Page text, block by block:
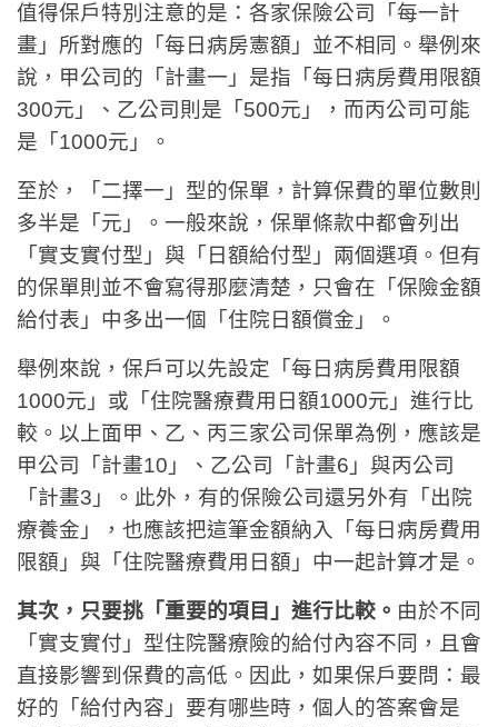
值得保戶特別注意的是：各家保險公司「每一計
畫」所對應的「每日病房憲額」並不相同。舉例來
說，甲公司的「計畫一」是指「每日病房費用限額
300元」、乙公司則是「500元」，而丙公司可能
是「1000元」。
至於，「二擇一」型的保單，計算保費的單位數則
多半是「元」。一般來說，保單條款中都會列出
「實支實付型」與「日額給付型」兩個選項。但有
的保單則並不會寫得那麼清楚，只會在「保險金額
給付表」中多出一個「住院日額償金」。
舉例來說，保戶可以先設定「每日病房費用限額
1000元」或「住院醫療費用日額1000元」進行比
較。以上面甲、乙、丙三家公司保單為例，應該是
甲公司「計畫10」、乙公司「計畫6」與丙公司
「計畫3」。此外，有的保險公司還另外有「出院
療養金」，也應該把這筆金額納入「每日病房費用
限額」與「住院醫療費用日額」中一起計算才是。
其次，只要挑「重要的項目」進行比較。 由於不同
「實支實付」型住院醫療險的給付內容不同，且會
直接影響到保費的高低。因此，如果保戶要問：最
好的「給付內容」要有哪些時，個人的答案會是